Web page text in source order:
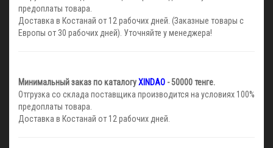
предоплаты товара.
Доставка в Костанай от 12 рабочих дней. (Заказные товары с
Европы от 30 рабочих дней). Уточняйте у менеджера!
Минимальный заказ по каталогуXINDAO - 50000 тенге.
Отгрузка со склада поставщика производится на условиях 100%
предоплаты товара.
Доставка в Костанай от 12 рабочих дней.